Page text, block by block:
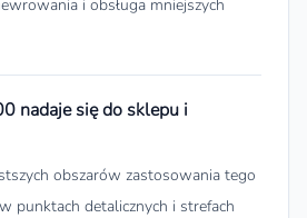
i obsługa mniejszych
nadaje się do sklepu i
obszarów zastosowania tego
punktach detalicznych i strefach